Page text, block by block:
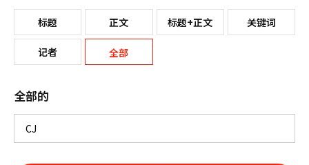
标题 正文 标题+正文 关键词
记者 全部
全部的